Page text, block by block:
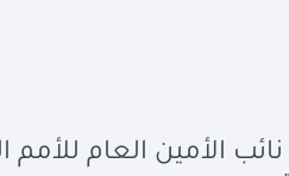
الأمين العام